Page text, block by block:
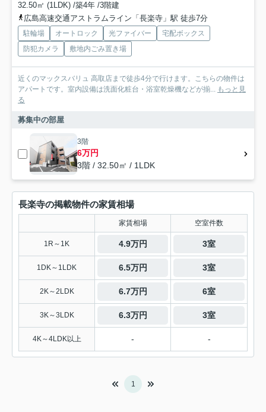
32.50㎡ (1LDK) /築4年 /3階建
広島高速交通アストラムライン「長楽寺」駅 徒歩7分
駐輪場 オートロック 光ファイバー
宅配ボックス
防犯カメラ
敷地内ごみ置き場
近くのマックスバリュ 高取店まで徒歩4分で行けます。こちらの物件は
アパートです。室内設備は洗面化粧台・浴室乾燥機などが揃... もっと見
る
募集中の部屋
3階
6万円
3階 / 32.50㎡ / 1LDK
長楽寺の掲載物件の家賃相場
家賃相場 空室件数
1R～1K 4.9万円 3室
1DK～1LDK 6.5万円 3室
2K～2LDK 6.7万円 6室
3K～3LDK 6.3万円 3室
4K～4LDK以上 - -
1